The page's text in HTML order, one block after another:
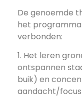
De genoemde
het
verbonden:
1. Het leren
ontspannen
buik) en
aandacht/